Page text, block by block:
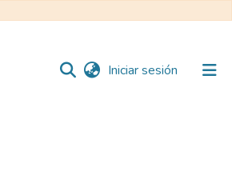
Iniciar sesión (current)